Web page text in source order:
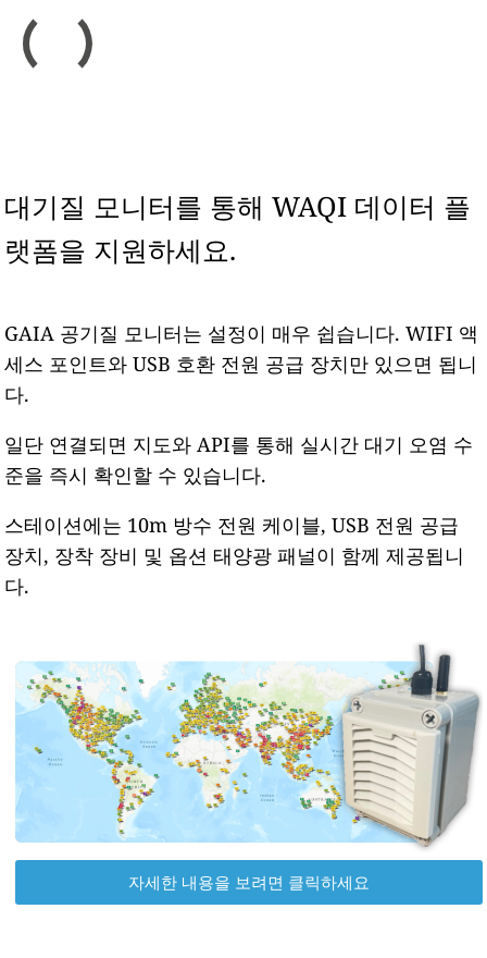
대기질 모니터를 통해 WAQI 데이터 플
랫폼을 지원하세요.
GAIA 공기질 모니터는 설정이 매우 쉽습니다. WIFI 액
세스 포인트와 USB 호환 전원 공급 장치만 있으면 됩니
다.
일단 연결되면 지도와 API를 통해 실시간 대기 오염 수
준을 즉시 확인할 수 있습니다.
스테이션에는 10m 방수 전원 케이블, USB 전원 공급
장치, 장착 장비 및 옵션 태양광 패널이 함께 제공됩니
다.
자세한 내용을 보려면 클릭하세요